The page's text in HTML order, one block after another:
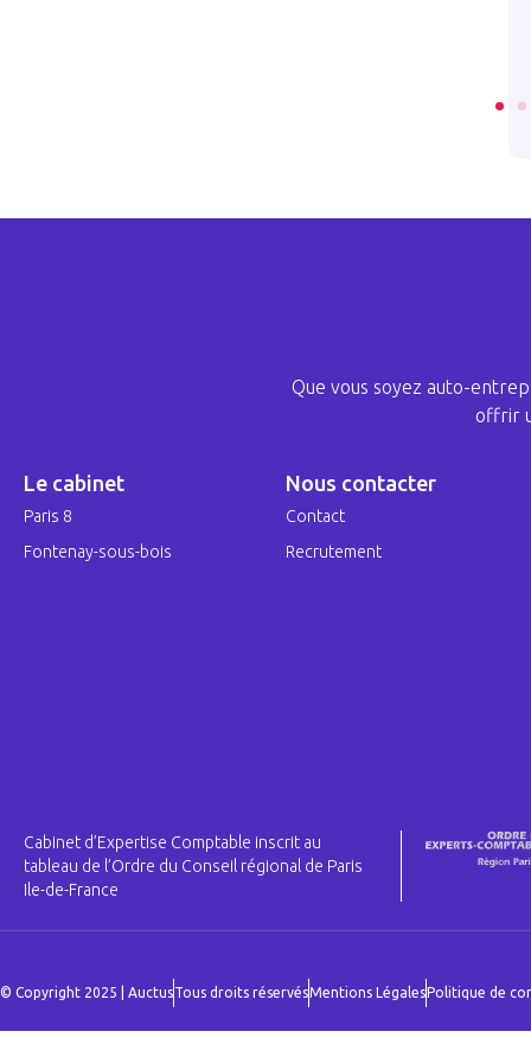
LIRE
Que vous soyez auto-
offrir
Le cabinet
Paris 8
Fontenay-sous-bois
Nous contacter
Contact
Recrutement
Cabinet d’Expertise Comptable inscrit au
tableau de l’Ordre du Conseil régional de Paris
Ile-de-France
© Copyright 2025 | AuctusTous droits réservésMentions Légales Politique de